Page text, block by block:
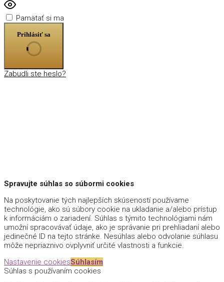
Pamätať si ma
Prihlásiť sa
Zabudli ste heslo?
Spravujte súhlas so súbormi cookies
Na poskytovanie tých najlepších skúseností používame
technológie, ako sú súbory cookie na ukladanie a/alebo prístup
k informáciám o zariadení. Súhlas s týmito technológiami nám
umožní spracovávať údaje, ako je správanie pri prehliadaní alebo
jedinečné ID na tejto stránke. Nesúhlas alebo odvolanie súhlasu
môže nepriaznivo ovplyvniť určité vlastnosti a funkcie.
Nastavenie cookiesSúhlasím
Súhlas s používaním cookies